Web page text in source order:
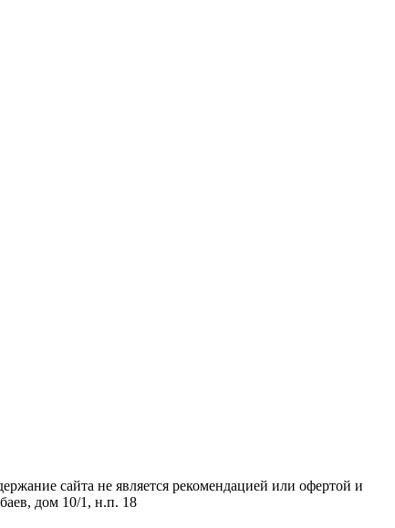
сайта не является рекомендацией или офертой и
дом 10/1, н.п. 18